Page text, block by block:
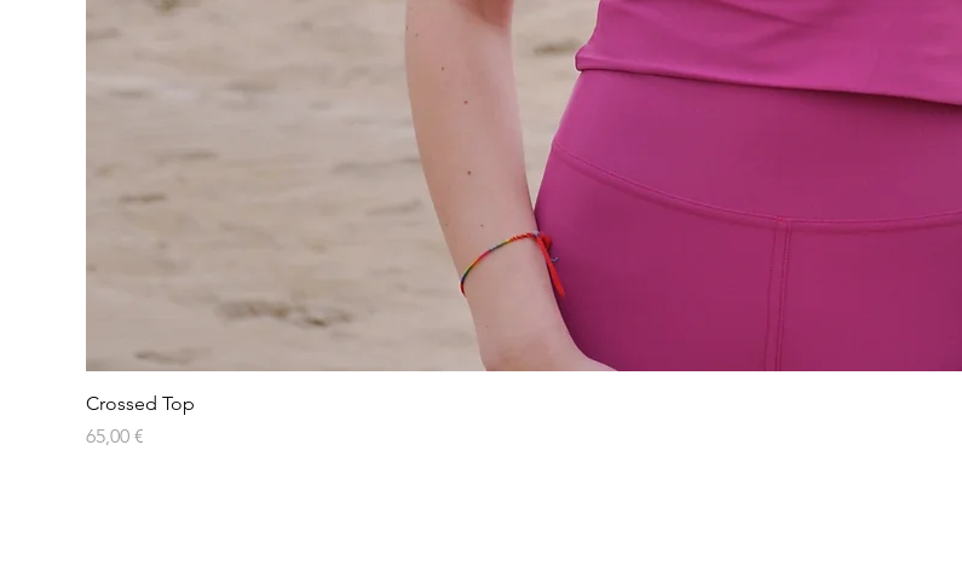
Crossed Top
Prezzo
65,00 €